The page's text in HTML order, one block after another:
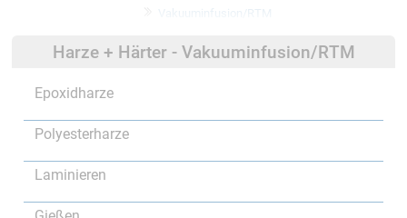
Vakuuminfusion/RTM
Harze + Härter - Vakuuminfusion/RTM
Epoxidharze
Polyesterharze
Laminieren